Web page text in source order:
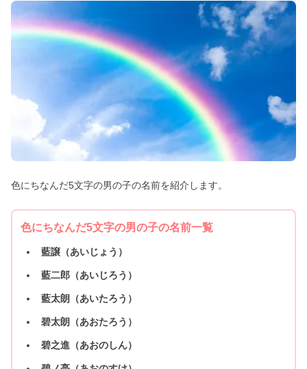
色にちなんだ5文字の男の子の名前を紹介します。
色にちなんだ5文字の男の子の名前一覧
藍譲（あいじょう）
藍二郎（あいじろう）
藍太朗（あいたろう）
碧太朗（あおたろう）
碧之進（あおのしん）